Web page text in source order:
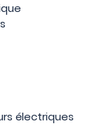
électriques